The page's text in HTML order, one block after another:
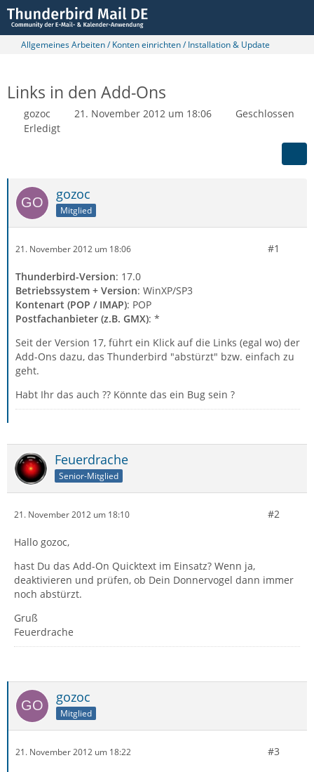
Allgemeines Arbeiten / Konten einrichten / Installation & Update
Links in den Add-Ons
gozoc 21. November 2012 um 18:06
Geschlossen
Erledigt
gozoc
Mitglied
21. November 2012 um 18:06 #1
Thunderbird-Version: 17.0
Betriebssystem + Version: WinXP/SP3
Kontenart (POP / IMAP): POP
Postfachanbieter (z.B. GMX): *
Seit der Version 17, führt ein Klick auf die Links (egal wo) der
Add-Ons dazu, das Thunderbird "abstürzt" bzw. einfach zu
geht.
Habt Ihr das auch ?? Könnte das ein Bug sein ?
Feuerdrache
Senior-Mitglied
21. November 2012 um 18:10 #2
Hallo gozoc,
hast Du das Add-On Quicktext im Einsatz? Wenn ja,
deaktivieren und prüfen, ob Dein Donnervogel dann immer
noch abstürzt.
Gruß
Feuerdrache
gozoc
Mitglied
21. November 2012 um 18:22 #3